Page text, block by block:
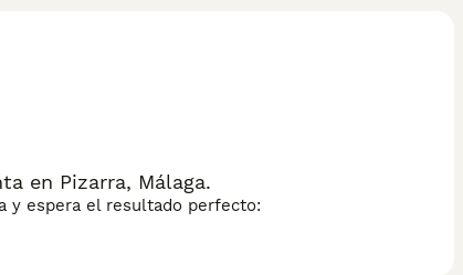
sobre esta raza de perro.
en Pizarra, Málaga.
y espera el resultado perfecto: